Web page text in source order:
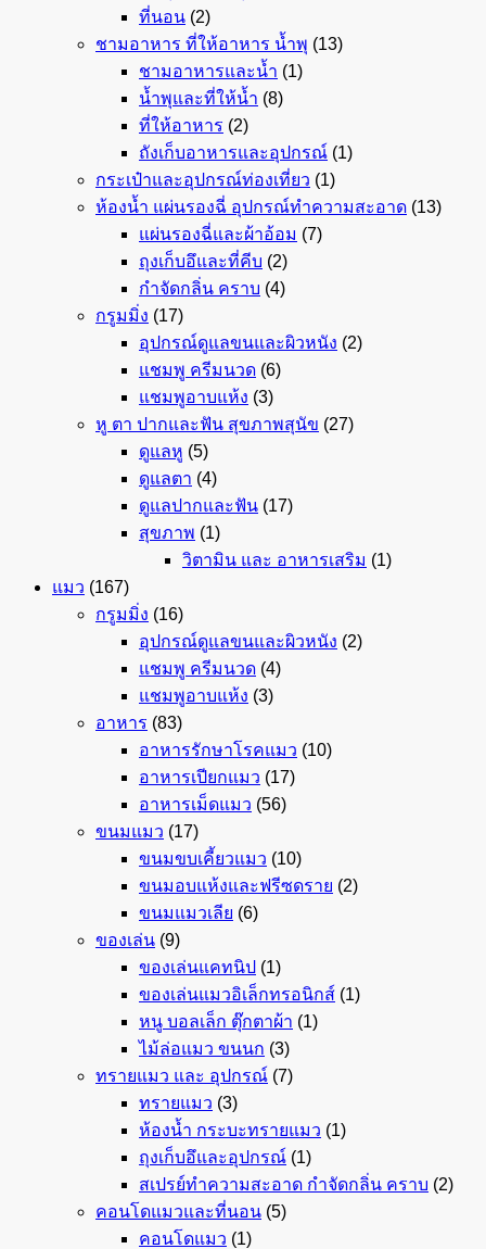
ที่นอน (2)
ชามอาหาร ที่ให้อาหาร น้ำพุ (13)
ชามอาหารและน้ำ (1)
น้ำพุและที่ให้น้ำ (8)
ที่ให้อาหาร (2)
ถังเก็บอาหารและอุปกรณ์ (1)
กระเป๋าและอุปกรณ์ท่องเที่ยว (1)
ห้องน้ำ แผ่นรองฉี่ อุปกรณ์ทำความสะอาด (13)
แผ่นรองฉี่และผ้าอ้อม (7)
ถุงเก็บอึและที่คีบ (2)
กำจัดกลิ่น คราบ (4)
กรูมมิ่ง (17)
อุปกรณ์ดูแลขนและผิวหนัง (2)
แชมพู ครีมนวด (6)
แชมพูอาบแห้ง (3)
หู ตา ปากและฟัน สุขภาพสุนัข (27)
ดูแลหู (5)
ดูแลตา (4)
ดูแลปากและฟัน (17)
สุขภาพ (1)
วิตามิน และ อาหารเสริม (1)
แมว (167)
กรูมมิ่ง (16)
อุปกรณ์ดูแลขนและผิวหนัง (2)
แชมพู ครีมนวด (4)
แชมพูอาบแห้ง (3)
อาหาร (83)
อาหารรักษาโรคแมว (10)
อาหารเปียกแมว (17)
อาหารเม็ดแมว (56)
ขนมแมว (17)
ขนมขบเคี้ยวแมว (10)
ขนมอบแห้งและฟรีซดราย (2)
ขนมแมวเลีย (6)
ของเล่น (9)
ของเล่นแคทนิป (1)
ของเล่นแมวอิเล็กทรอนิกส์ (1)
หนู บอลเล็ก ตุ๊กตาผ้า (1)
ไม้ล่อแมว ขนนก (3)
ทรายแมว และ อุปกรณ์ (7)
ทรายแมว (3)
ห้องน้ำ กระบะทรายแมว (1)
ถุงเก็บอึและอุปกรณ์ (1)
สเปรย์ทำความสะอาด กำจัดกลิ่น คราบ (2)
คอนโดแมวและที่นอน (5)
คอนโดแมว (1)